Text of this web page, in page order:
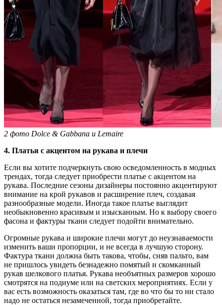
2 фото Dolce & Gabbana и Lemaire
4. Платья с акцентом на рукава и плечи
Если вы хотите подчеркнуть свою осведомленность в модных
трендах, тогда следует приобрести платье с акцентом на
рукава. Последние сезоны дизайнеры постоянно акцентируют
внимание на крой рукавов и расширение плеч, создавая
разнообразные модели. Иногда такое платье выглядит
необыкновенно красивым и изысканным. Но к выбору своего
фасона и фактуры ткани следует подойти внимательно.
Огромные рукава и широкие плечи могут до неузнаваемости
изменить ваши пропорции, и не всегда в лучшую сторону.
Фактура ткани должна быть такова, чтобы, сняв пальто, вам
не пришлось увидеть безнадежно помятый и скомканный
рукав шелкового платья. Рукава необъятных размеров хорошо
смотрятся на подиуме или на светских мероприятиях. Если у
вас есть возможность оказаться там, где во что бы то ни стало
надо не остаться незамеченной, тогда приобретайте.